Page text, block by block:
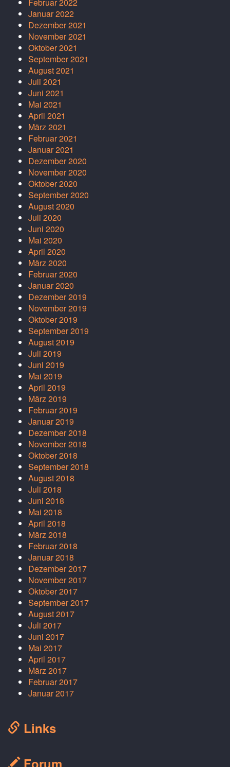
Februar 2022
Januar 2022
Dezember 2021
November 2021
Oktober 2021
September 2021
August 2021
Juli 2021
Juni 2021
Mai 2021
April 2021
März 2021
Februar 2021
Januar 2021
Dezember 2020
November 2020
Oktober 2020
September 2020
August 2020
Juli 2020
Juni 2020
Mai 2020
April 2020
März 2020
Februar 2020
Januar 2020
Dezember 2019
November 2019
Oktober 2019
September 2019
August 2019
Juli 2019
Juni 2019
Mai 2019
April 2019
März 2019
Februar 2019
Januar 2019
Dezember 2018
November 2018
Oktober 2018
September 2018
August 2018
Juli 2018
Juni 2018
Mai 2018
April 2018
März 2018
Februar 2018
Januar 2018
Dezember 2017
November 2017
Oktober 2017
September 2017
August 2017
Juli 2017
Juni 2017
Mai 2017
April 2017
März 2017
Februar 2017
Januar 2017
Links
Forum